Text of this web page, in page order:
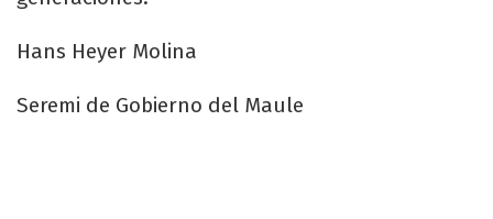
Hans Heyer Molina
Seremi de Gobierno del Maule